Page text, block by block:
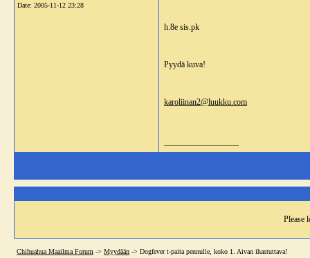
Date: 2005-11-12 23:28
h.8e sis.pk
Pyydä kuva!
karoliinan2@luukku.com
Please
Chihuahua Maailma Forum -> Myydään -> Dogfever t-paita pennulle, koko 1. Aivan ihastuttava!